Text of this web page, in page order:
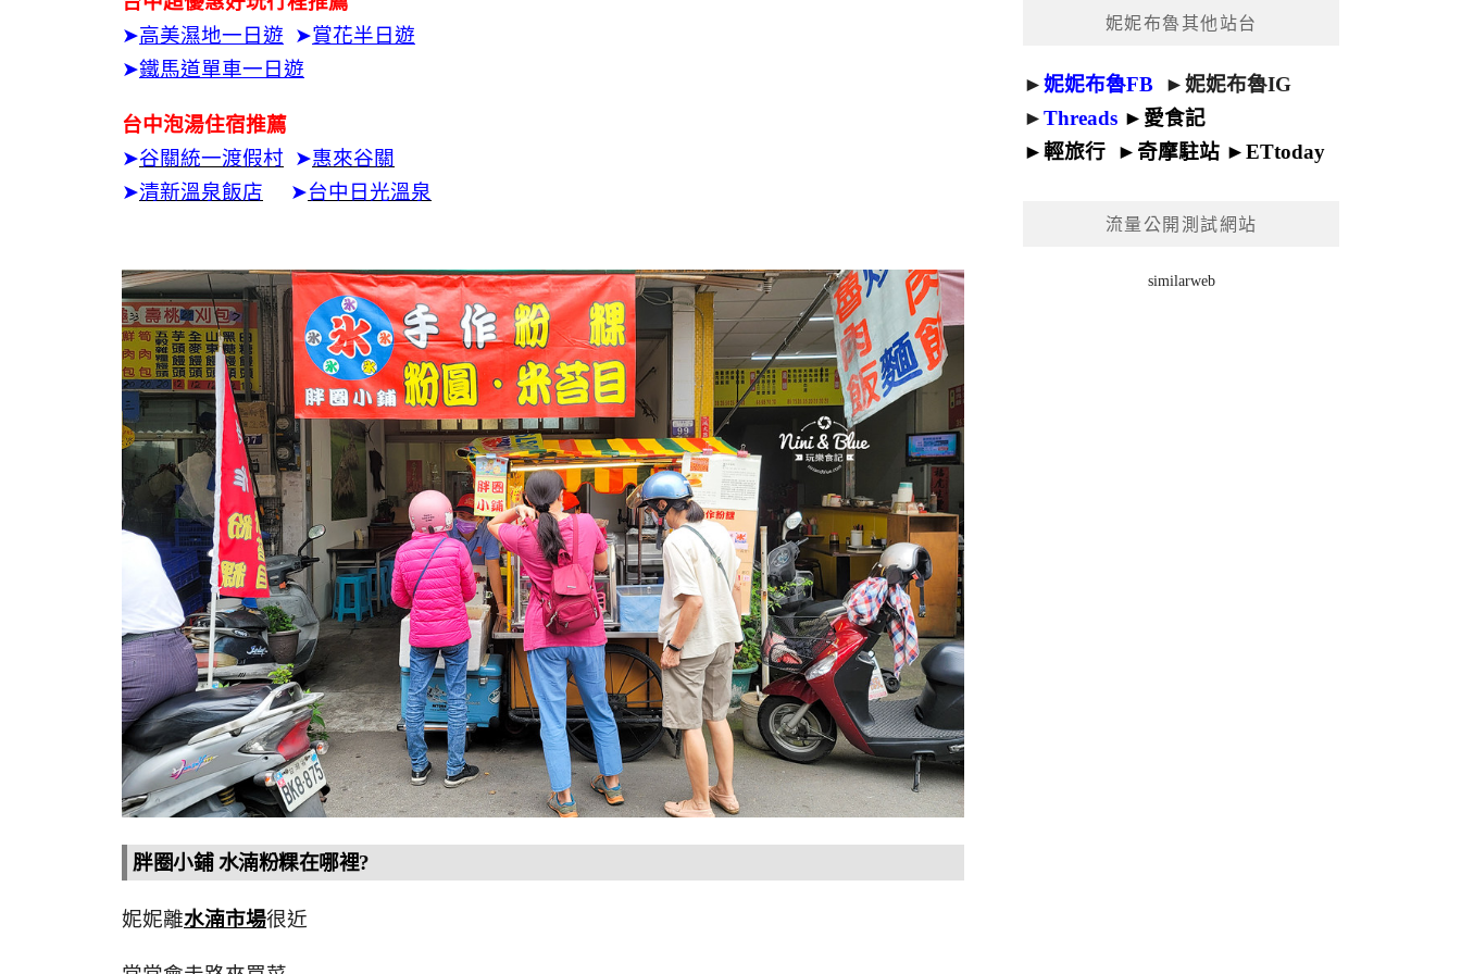
➤高美濕地一日遊 ➤賞花半日遊
➤鐵馬道單車一日遊
台中泡湯住宿推薦
➤谷關統一渡假村 ➤惠來谷關
➤清新溫泉飯店 ➤台中日光溫泉
胖圈小鋪 水湳粉粿在哪裡?
妮妮離水湳市場很近
妮妮布魯其他站台
►妮妮布魯FB ►妮妮布魯IG
►Threads ► 愛食記
►輕旅行 ► 奇摩駐站 ►ETtoday
流量公開測試網站
similarweb